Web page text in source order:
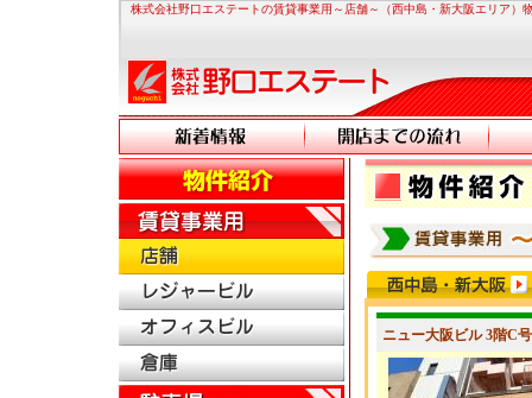
株式会社野口エステートの賃貸事業用～店舗～（西中島・新大阪エリア）
ニュー大阪ビル 3階C号